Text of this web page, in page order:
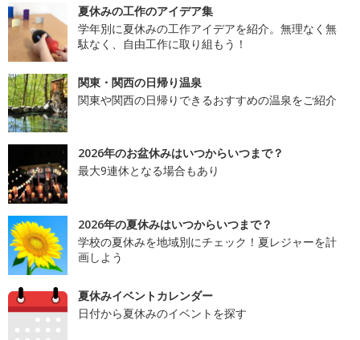
夏休みの工作のアイデア集
学年別に夏休みの工作アイデアを紹介。無理なく無
駄なく、自由工作に取り組もう！
関東・関西の日帰り温泉
関東や関西の日帰りできるおすすめの温泉をご紹介
2026年のお盆休みはいつからいつまで？
最大9連休となる場合もあり
2026年の夏休みはいつからいつまで？
学校の夏休みを地域別にチェック！夏レジャーを計
画しよう
夏休みイベントカレンダー
日付から夏休みのイベントを探す